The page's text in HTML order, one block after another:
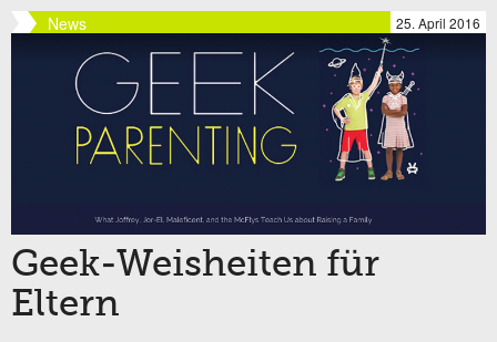
News 25. April 2016
Geek-Weisheiten für
Eltern